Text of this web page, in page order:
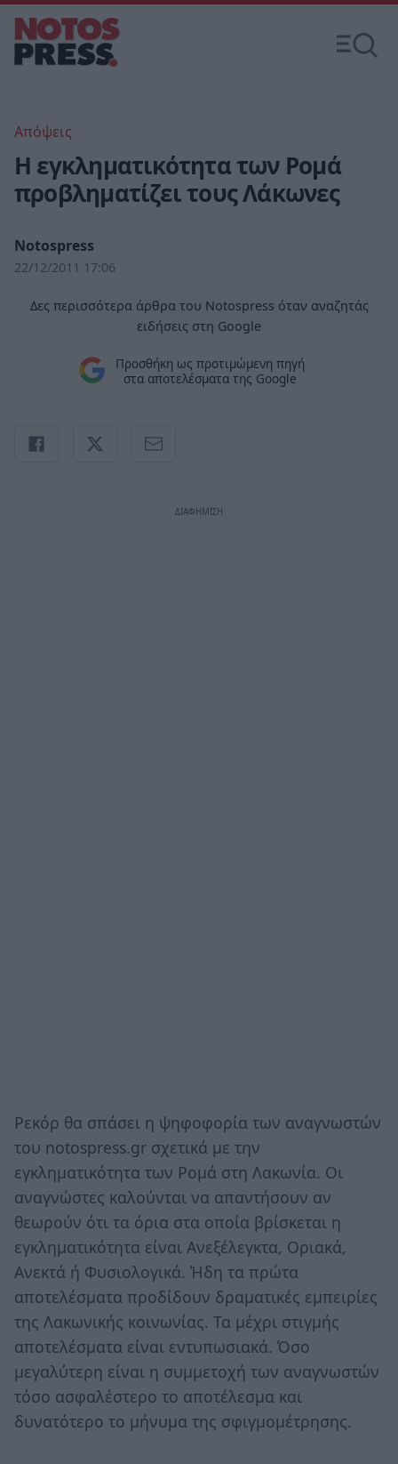
Απόψεις
Η εγκληματικότητα των Ρομά
προβληματίζει τους Λάκωνες
Notospress
22/12/2011 17:06
Δες περισσότερα άρθρα του Notospress όταν αναζητάς
ειδήσεις στη Google
Προσθήκη ως προτιμώμενη πηγή
στα αποτελέσματα της Google
Ρεκόρ θα σπάσει η ψηφοφορία των αναγνωστών
του notospress.gr σχετικά με την
εγκληματικότητα των Ρομά στη Λακωνία. Οι
αναγνώστες καλούνται να απαντήσουν αν
θεωρούν ότι τα όρια στα οποία βρίσκεται η
εγκληματικότητα είναι Ανεξέλεγκτα, Οριακά,
Ανεκτά ή Φυσιολογικά. Ήδη τα πρώτα
αποτελέσματα προδίδουν δραματικές εμπειρίες
της Λακωνικής κοινωνίας. Τα μέχρι στιγμής
αποτελέσματα είναι εντυπωσιακά. Όσο
μεγαλύτερη είναι η συμμετοχή των αναγνωστών
τόσο ασφαλέστερο το αποτέλεσμα και
δυνατότερο το μήνυμα της σφιγμομέτρησης.